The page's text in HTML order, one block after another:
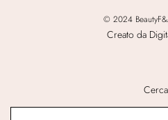
© 2024
Creato da
Cerca